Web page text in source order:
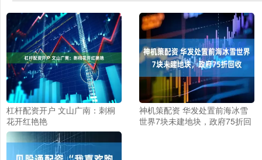
杠杆配资开户 文山广南：刺桐
花开红艳艳
神机策配资 华发处置前海冰雪
世界7块未建地块，政府75折回